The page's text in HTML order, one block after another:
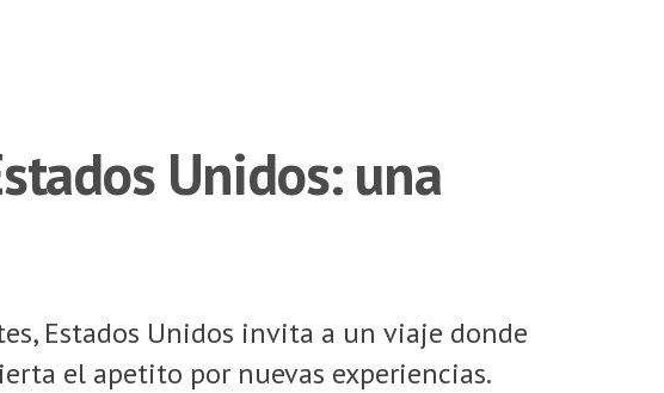
Unidos: una
Estados Unidos invita a un viaje donde
el apetito por nuevas experiencias.